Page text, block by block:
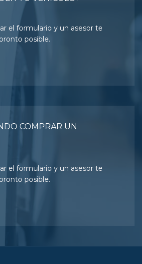
el formulario y un asesor te
posible.
COMPRAR UN
el formulario y un asesor te
posible.